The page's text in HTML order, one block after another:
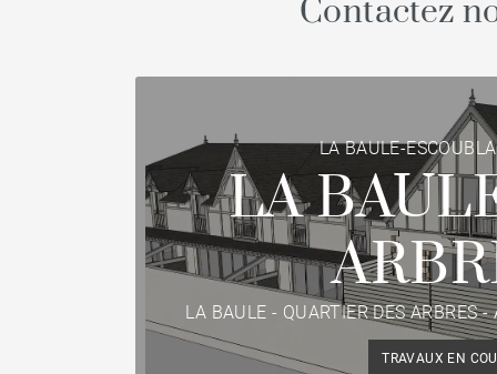
Contactez
LA BAULE-
LA
LA BAULE - QUARTIER DES
TRAVAUX EN